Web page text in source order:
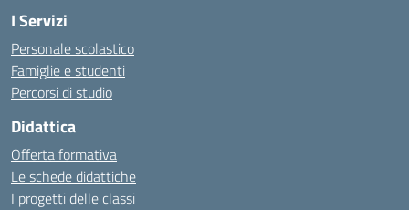
I Servizi
Personale scolastico
Famiglie e studenti
Percorsi di studio
Didattica
Offerta formativa
Le schede didattiche
I progetti delle classi